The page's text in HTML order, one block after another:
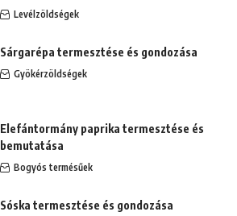
Levélzöldségek
Sárgarépa termesztése és gondozása
Gyökérzöldségek
Elefántormány paprika termesztése és
bemutatása
Bogyós termésűek
Sóska termesztése és gondozása